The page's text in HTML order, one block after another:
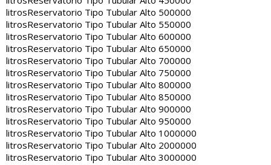
litrosReservatorio Tipo Tubular Alto 500000
litrosReservatorio Tipo Tubular Alto 550000
litrosReservatorio Tipo Tubular Alto 600000
litrosReservatorio Tipo Tubular Alto 650000
litrosReservatorio Tipo Tubular Alto 700000
litrosReservatorio Tipo Tubular Alto 750000
litrosReservatorio Tipo Tubular Alto 800000
litrosReservatorio Tipo Tubular Alto 850000
litrosReservatorio Tipo Tubular Alto 900000
litrosReservatorio Tipo Tubular Alto 950000
litrosReservatorio Tipo Tubular Alto 1000000
litrosReservatorio Tipo Tubular Alto 2000000
litrosReservatorio Tipo Tubular Alto 3000000